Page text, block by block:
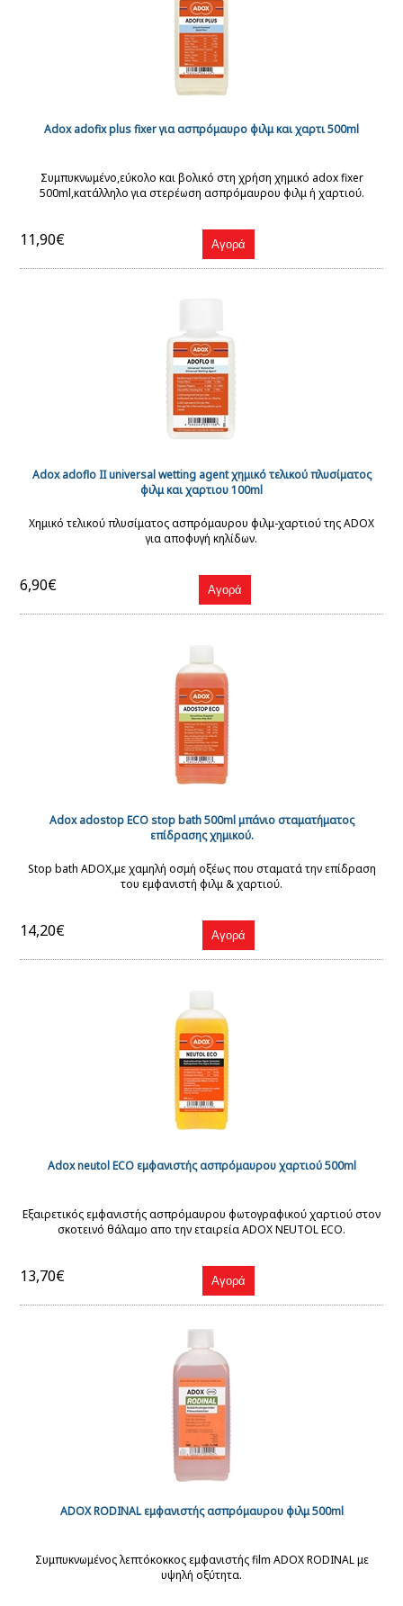
Adox adofix plus fixer για ασπρόμαυρο φιλμ και χαρτι 500ml
Συμπυκνωμένο,εύκολο και βολικό στη χρήση χημικό adox fixer
500ml,κατάλληλο για στερέωση ασπρόμαυρου φιλμ ή χαρτιού.
11,90€
Adox adoflo II universal wetting agent χημικό τελικού πλυσίματος
φιλμ και χαρτιου 100ml
Χημικό τελικού πλυσίματος ασπρόμαυρου φιλμ-χαρτιού της ADOX
για αποφυγή κηλίδων.
6,90€
Adox adostop ECO stop bath 500ml μπάνιο σταματήματος
επίδρασης χημικού.
Stop bath ADOX,με χαμηλή οσμή οξέως που σταματά την επίδραση
του εμφανιστή φιλμ & χαρτιού.
14,20€
Adox neutol ECO εμφανιστής ασπρόμαυρου χαρτιού 500ml
Εξαιρετικός εμφανιστής ασπρόμαυρου φωτογραφικού χαρτιού στον
σκοτεινό θάλαμο απο την εταιρεία ADOX NEUTOL ECO.
13,70€
ADOX RODINAL εμφανιστής ασπρόμαυρου φιλμ 500ml
Συμπυκνωμένος λεπτόκοκκος εμφανιστής film ADOX RODINAL με
υψηλή οξύτητα.